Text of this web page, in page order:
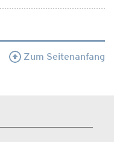
Zum Seitenanfang